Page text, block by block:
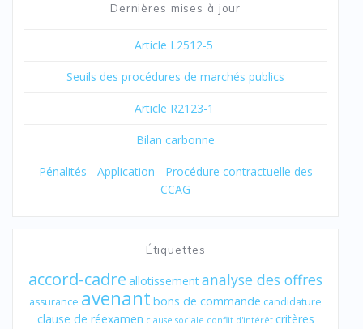
Dernières mises à jour
Article L2512-5
Seuils des procédures de marchés publics
Article R2123-1
Bilan carbonne
Pénalités - Application - Procédure contractuelle des
CCAG
Étiquettes
accord-cadre allotissementanalyse des offres
assurance avenant bons de commande candidature
clause de réexamen clause sociale conflit d'intérêt critères